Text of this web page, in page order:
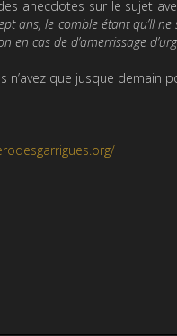
anecdotes sur le sujet
ans, le comble étant qu’Il
en cas de d’amerrissage
n’avez que jusque demain